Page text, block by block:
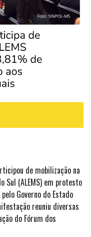
de mobilização na
Sul (ALEMS) em protesto
Governo do Estado
reuniu diversas
do Fórum dos